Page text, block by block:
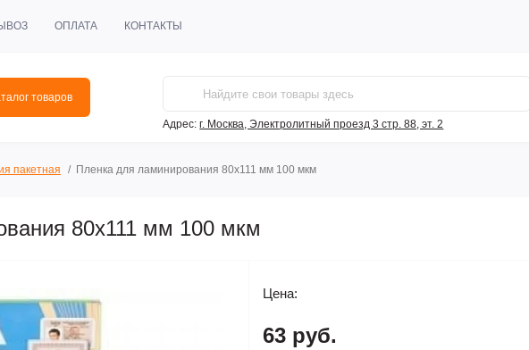
ОПЛАТА КОНТАКТЫ
товаров
Адрес: г. Москва, Электролитный проезд 3 стр. 88, эт. 2
пакетная Пленка для ламинирования 80х111 мм 100 мкм
80х111 мм 100 мкм
Цена:
63 руб.